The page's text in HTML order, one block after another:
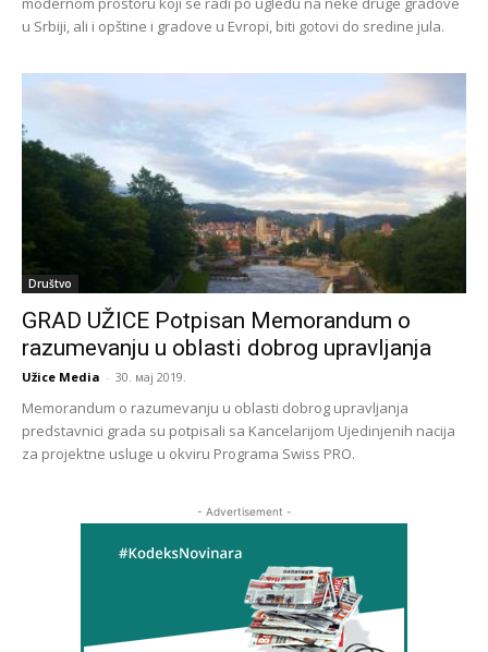
u Srbiji, ali i opštine i gradove u Evropi, biti gotovi do sredine jula.
Društvo
GRAD UŽICE Potpisan Memorandum o
razumevanju u oblasti dobrog upravljanja
Užice Media - 30. мај 2019.
Memorandum o razumevanju u oblasti dobrog upravljanja
predstavnici grada su potpisali sa Kancelarijom Ujedinjenih nacija
za projektne usluge u okviru Programa Swiss PRO.
- Advertisement -